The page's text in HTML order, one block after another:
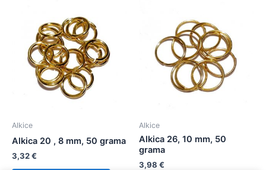
Alkice
Alkica 20 , 8 mm, 50 grama
3,32€
Alkice
Alkica 26, 10 mm, 50
grama
3,98 €